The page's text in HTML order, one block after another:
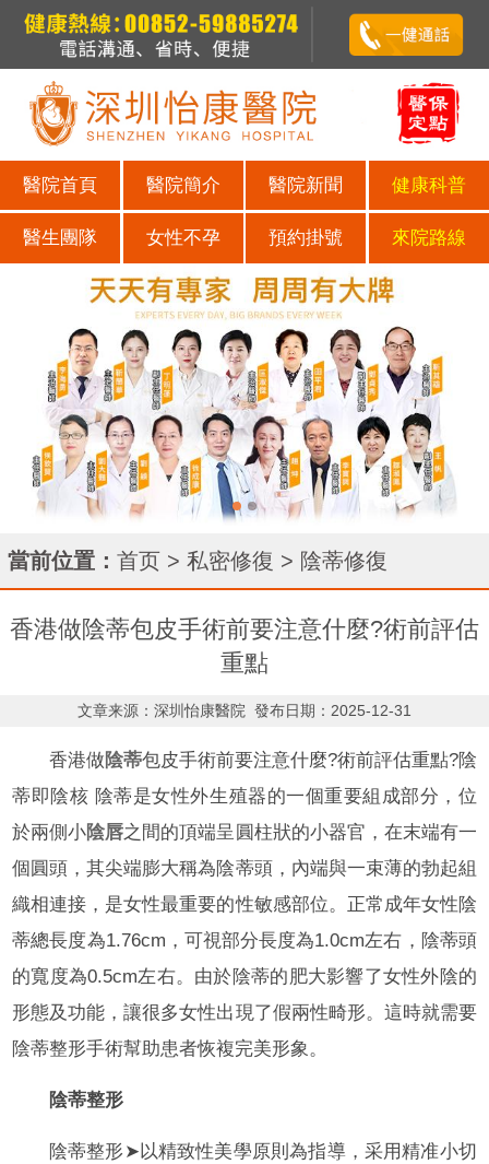
醫院首頁 醫院簡介 醫院新聞 健康科普
醫生團隊 女性不孕 預約掛號 來院路線
當前位置： 首页 > 私密修復 > 陰蒂修復
香港做陰蒂包皮手術前要注意什麼?術前評估
重點
文章来源：深圳怡康醫院 發布日期：2025-12-31
香港做陰蒂包皮手術前要注意什麼?術前評估重點?陰
蒂即陰核 陰蒂是女性外生殖器的一個重要組成部分，位
於兩側小陰唇之間的頂端呈圓柱狀的小器官，在末端有一
個圓頭，其尖端膨大稱為陰蒂頭，內端與一束薄的勃起組
織相連接，是女性最重要的性敏感部位。正常成年女性陰
蒂總長度為1.76cm，可視部分長度為1.0cm左右，陰蒂頭
的寬度為0.5cm左右。由於陰蒂的肥大影響了女性外陰的
形態及功能，讓很多女性出現了假兩性畸形。這時就需要
陰蒂整形手術幫助患者恢複完美形象。
陰蒂整形
陰蒂整形➤以精致性美學原則為指導，采用精准小切